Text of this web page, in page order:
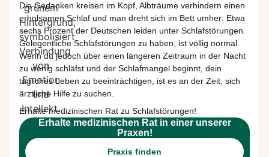
Die Gedanken kreisen im Kopf, Albträume verhindern einen
erholsamen Schlaf und man dreht sich im Bett umher: Etwa
sechs Prozent der Deutschen leiden unter Schlafstörungen.
GelegentlicheSchlafstörungen zu haben , ist völlig normal
Wenndujedoch über einen längeren Zeitraum in der Nacht
zu wenig schläfst und der Schlafmangel beginnt dein
tägliches Leben zu beeinträchtigen, ist es an der Zeit, sich
ärztliche Hilfe zu suchen.
Erhalte medizinischen Rat zu Schlafstörungen!
Erhalte medizinischen Rat in einer unserer
Praxen!
Praxis finden